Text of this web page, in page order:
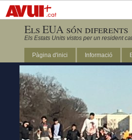
Els EUA són diferents
Els Estats Units vistos per un resident
Pàgina d'inici Informació